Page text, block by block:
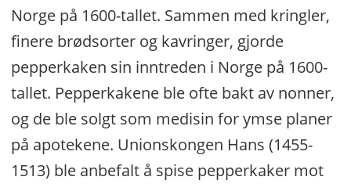
Norge på 1600-tallet. Sammen med kringler,
finere brødsorter og kavringer, gjorde
pepperkaken sin inntreden i Norge på 1600-
tallet. Pepperkakene ble ofte bakt av nonner,
og de ble solgt som medisin for ymse planer
på apotekene. Unionskongen Hans (1455-
1513) ble anbefalt å spise pepperkaker mot